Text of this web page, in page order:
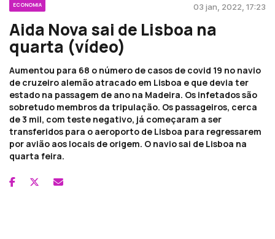
ECONOMIA 03 jan, 2022, 17:23
Aida Nova sai de Lisboa na
quarta (vídeo)
Aumentou para 68 o número de casos de covid 19 no navio
de cruzeiro alemão atracado em Lisboa e que devia ter
estado na passagem de ano na Madeira. Os infetados são
sobretudo membros da tripulação. Os passageiros, cerca
de 3 mil, com teste negativo, já começaram a ser
transferidos para o aeroporto de Lisboa para regressarem
por avião aos locais de origem. O navio sai de Lisboa na
quarta feira.